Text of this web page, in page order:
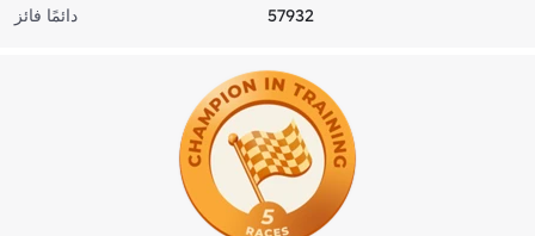
دائمًا فائز
57932